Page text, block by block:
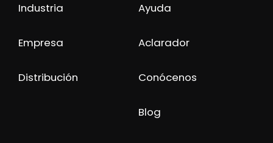
Industria
Empresa
Distribución
Ayuda
Aclarador
Conócenos
Blog